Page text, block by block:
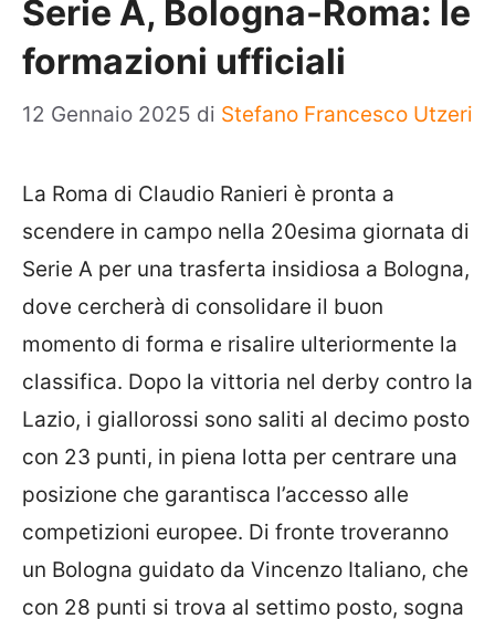
Serie A, Bologna-Roma: le
formazioni ufficiali
12 Gennaio 2025 di Stefano Francesco Utzeri
La Roma di Claudio Ranieri è pronta a
scendere in campo nella 20esima giornata di
Serie A per una trasferta insidiosa a Bologna,
dove cercherà di consolidare il buon
momento di forma e risalire ulteriormente la
classifica. Dopo la vittoria nel derby contro la
Lazio, i giallorossi sono saliti al decimo posto
con 23 punti, in piena lotta per centrare una
posizione che garantisca l’accesso alle
competizioni europee. Di fronte troveranno
un Bologna guidato da Vincenzo Italiano, che
con 28 punti si trova al settimo posto, sogna